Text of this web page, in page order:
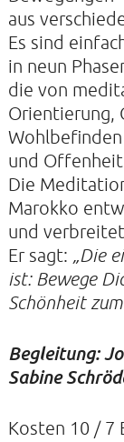
ALLE
KONTAKTE
SO KOMMEN
UNSER
FILM ZUR
VERMIETUNG
NEWSLETTER
IMPRESSUM
aus
Es sind
in neun
die von
Orientierung,
Wohlbefinden
und Offenheit
Die
Marokko
und
Er sagt: „Die
ist: Bewege
Schönheit
Begleitung:
Sabine
Kosten 10 / 7